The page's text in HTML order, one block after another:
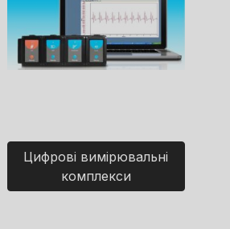
Цифрові вимірювальні
комплекси